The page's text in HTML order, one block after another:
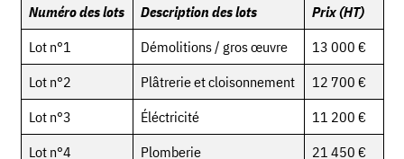
Numéro des lots Description des lots
Prix (HT)
Lot n°1
Démolitions / gros œuvre
13 000 €
Lot n°2
Plâtrerie et cloisonnement
12 700 €
Lot n°3
Éléctricité
11 200 €
Lot n°4
Plomberie 21 450 €